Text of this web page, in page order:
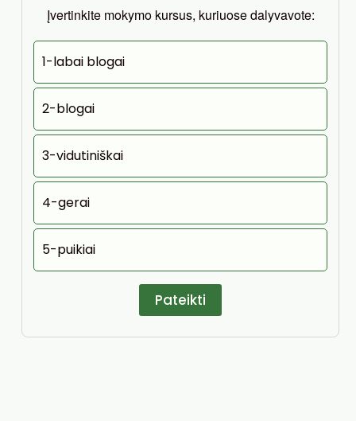
Įvertinkite mokymo kursus, kuriuose dalyvavote:
1-labai blogai
2-blogai
3-vidutiniškai
4-gerai
5-puikiai